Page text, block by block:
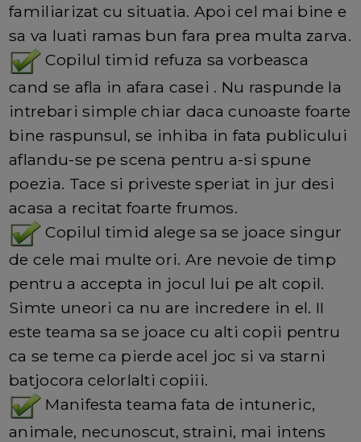
familiarizat cu situatia. Apoi cel mai bine e
sa va luati ramas bun fara prea multa zarva.
Copilul timid refuza sa vorbeasca
cand se afla in afara casei . Nu raspunde la
intrebari simple chiar daca cunoaste foarte
bine raspunsul, se inhiba in fata publicului
aflandu-se pe scena pentru a-si spune
poezia. Tace si priveste speriat in jur desi
acasa a recitat foarte frumos.
Copilul timid alege sa se joace singur
de cele mai multe ori. Are nevoie de timp
pentru a accepta in jocul lui pe alt copil.
Simte uneori ca nu are incredere in el. II
este teama sa se joace cu alti copii pentru
ca se teme ca pierde acel joc si va starni
batjocora celorlalti copiii.
Manifesta teama fata de intuneric,
animale, necunoscut, straini, mai intens